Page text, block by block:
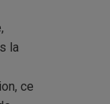
la
ce